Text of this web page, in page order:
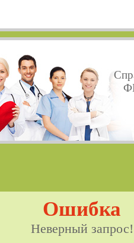
Ошибка
Неверный запрос!